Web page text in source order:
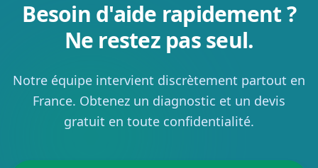
Besoin d'aide rapidement ?
Ne restez pas seul.
Notre équipe intervient discrètement partout en
France. Obtenez un diagnostic et un devis
gratuit en toute confidentialité.